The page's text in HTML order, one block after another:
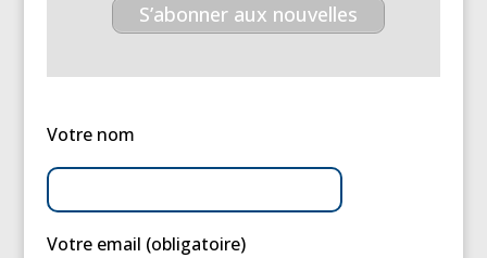
S’abonner aux nouvelles
Votre nom
Votre email (obligatoire)